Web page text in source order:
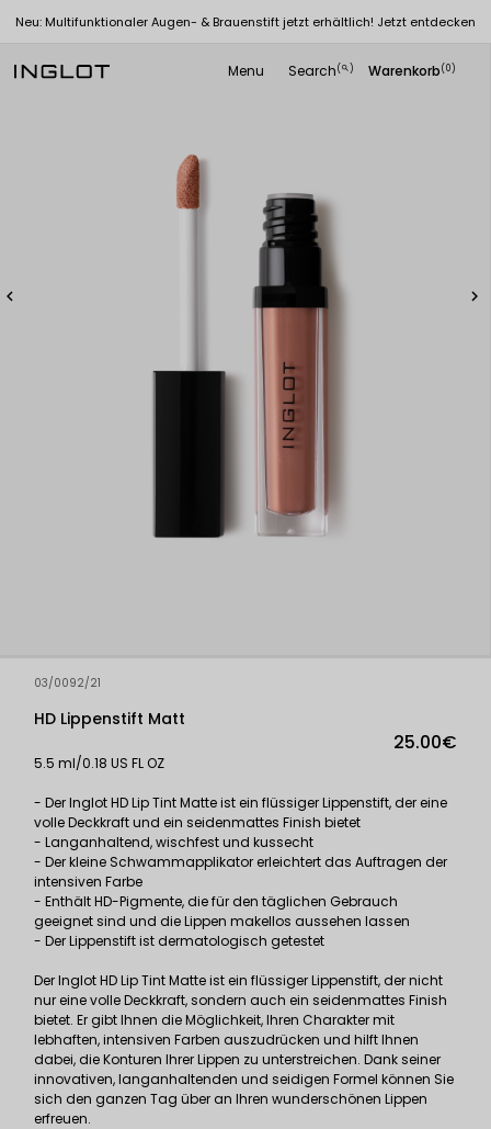
Neu: Multifunktionaler Augen- & Brauenstift jetzt erhältlich! Jetzt entdecken
Menu Search(
search ) Warenkorb(0)
 
03/0092/21
HD Lippenstift Matt
25.00€
5.5 ml/0.18 US FL OZ
- Der Inglot HD Lip Tint Matte ist ein flüssiger Lippenstift, der eine
volle Deckkraft und ein seidenmattes Finish bietet
- Langanhaltend, wischfest und kussecht
- Der kleine Schwammapplikator erleichtert das Auftragen der
intensiven Farbe
- Enthält HD-Pigmente, die für den täglichen Gebrauch
geeignet sind und die Lippen makellos aussehen lassen
- Der Lippenstift ist dermatologisch getestet
Der Inglot HD Lip Tint Matte ist ein flüssiger Lippenstift, der nicht
nur eine volle Deckkraft, sondern auch ein seidenmattes Finish
bietet. Er gibt Ihnen die Möglichkeit, Ihren Charakter mit
lebhaften, intensiven Farben auszudrücken und hilft Ihnen
dabei, die Konturen Ihrer Lippen zu unterstreichen. Dank seiner
innovativen, langanhaltenden und seidigen Formel können Sie
sich den ganzen Tag über an Ihren wunderschönen Lippen
erfreuen.